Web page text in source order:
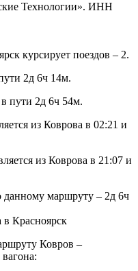
Технологии». ИНН
курсирует поездов – 2.
2д 6ч 14м.
пути 2д 6ч 54м.
из Коврова в 02:21 и
из Коврова в 21:07 и
данному маршруту – 2д 6ч
в Красноярск
Ковров –